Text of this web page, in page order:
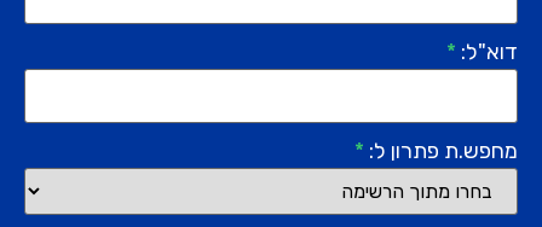
דוא"ל: *
מחפש.ת פתרון ל: *